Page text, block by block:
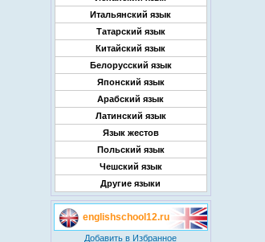
Итальянский язык
Татарский язык
Китайский язык
Белорусский язык
Японский язык
Арабский язык
Латинский язык
Язык жестов
Польский язык
Чешский язык
Другие языки
englishschool12.ru
Добавить в Избранное